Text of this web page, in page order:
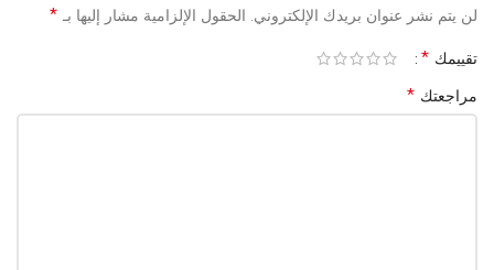
لن يتم نشر عنوان بريدك الإلكتروني. الحقول الإلزامية مشار إليها بـ *
تقييمك *
مراجعتك *